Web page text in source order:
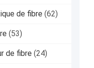
de fibre (62)
(53)
de fibre (24)